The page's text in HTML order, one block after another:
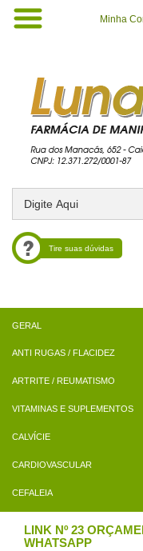
Minha
Tire suas dúvidas
ANTI RUGAS / FLACIDEZ
ARTRITE / REUMATISMO
VITAMINAS E SUPLEMENTOS
CALVÍCIE
CARDIOVASCULAR
CEFALEIA
LINK Nº 23
WHATSAPP